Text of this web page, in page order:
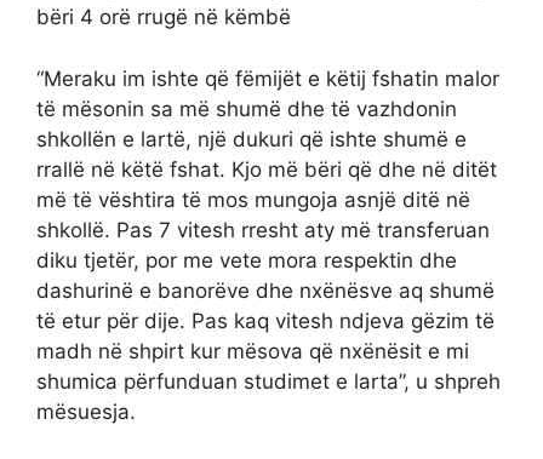
bëri 4 orë rrugë në këmbë
“Meraku im ishte që fëmijët e këtij fshatin malor
të mësonin sa më shumë dhe të vazhdonin
shkollën e lartë, një dukuri që ishte shumë e
rrallë në këtë fshat. Kjo më bëri që dhe në ditët
më të vështira të mos mungoja asnjë ditë në
shkollë. Pas 7 vitesh rresht aty më transferuan
diku tjetër, por me vete mora respektin dhe
dashurinë e banorëve dhe nxënësve aq shumë
të etur për dije. Pas kaq vitesh ndjeva gëzim të
madh në shpirt kur mësova që nxënësit e mi
shumica përfunduan studimet e larta”, u shpreh
mësuesja.